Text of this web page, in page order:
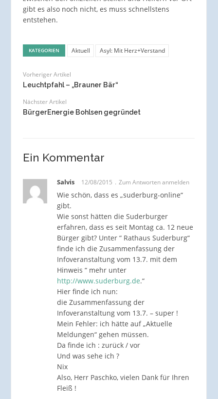
gibt es also noch nicht, es muss schnellstens
entstehen.
KATEGORIEN Aktuell Asyl: Mit Herz+Verstand
Vorheriger Artikel
Leuchtpfahl – „Brauner Bär“
Nächster Artikel
BürgerEnergie Bohlsen gegründet
Ein Kommentar
Salvis 12/08/2015 Zum Antworten anmelden
Wie schön, dass es „suderburg-online“
gibt.
Wie sonst hätten die Suderburger
erfahren, dass es seit Montag ca. 12 neue
Bürger gibt? Unter “ Rathaus Suderburg“
finde ich die Zusammenfassung der
Infoveranstaltung vom 13.7. mit dem
Hinweis “ mehr unter
http://www.suderburg.de.“
Hier finde ich nun:
die Zusammenfassung der
Infoveranstaltung vom 13.7. – super !
Mein Fehler: ich hätte auf „Aktuelle
Meldungen“ gehen müssen.
Da finde ich : zurück / vor
Und was sehe ich ?
Nix
Also, Herr Paschko, vielen Dank für Ihren
Fleiß !